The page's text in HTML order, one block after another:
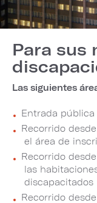
Para sus
Las siguientes
Entrada pública
Recorrido
el área de
Recorrido
las
discapacitados
Recorrido